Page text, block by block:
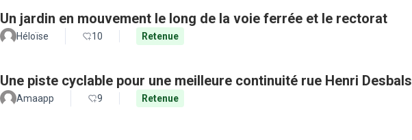
Un jardin en mouvement le long de la voie ferrée et le rectorat
Héloïse 10 Retenue
Une piste cyclable pour une meilleure continuité rue Henri Desbals
Amaapp 9 Retenue